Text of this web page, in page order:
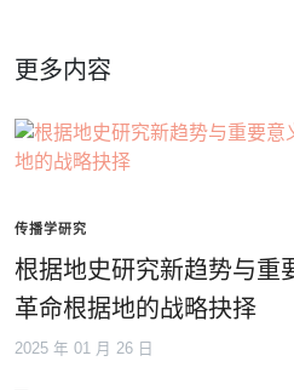
更多内容
传播学研究
根据地史研究新趋势与重
革命根据地的战略抉择
2025 年 01 月 26 日